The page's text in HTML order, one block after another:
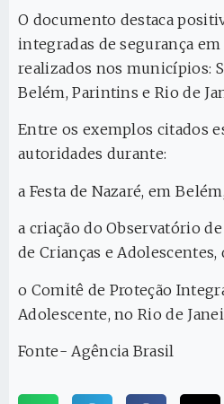
O documento destaca
integradas de segurança
realizados nos municípios:
Belém, Parintins e Rio de
Entre os exemplos citados
autoridades durante:
a Festa de Nazaré, em Belém,
a criação do Observatório
de Crianças e Adolescentes,
o Comitê de Proteção
Adolescente, no Rio de
Fonte- Agência Brasil